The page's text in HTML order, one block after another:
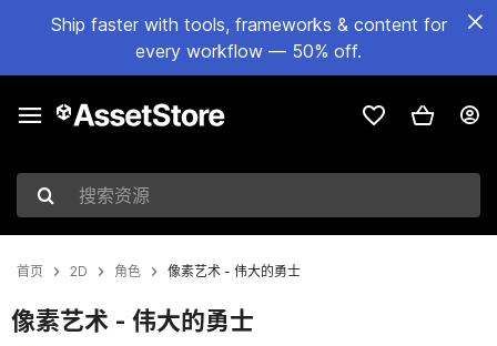
Ship faster with tools, frameworks & content for
every workflow — 50% off.
搜索资源
首页 2D 角色 像素艺术 - 伟大的勇士
像素艺术 - 伟大的勇士